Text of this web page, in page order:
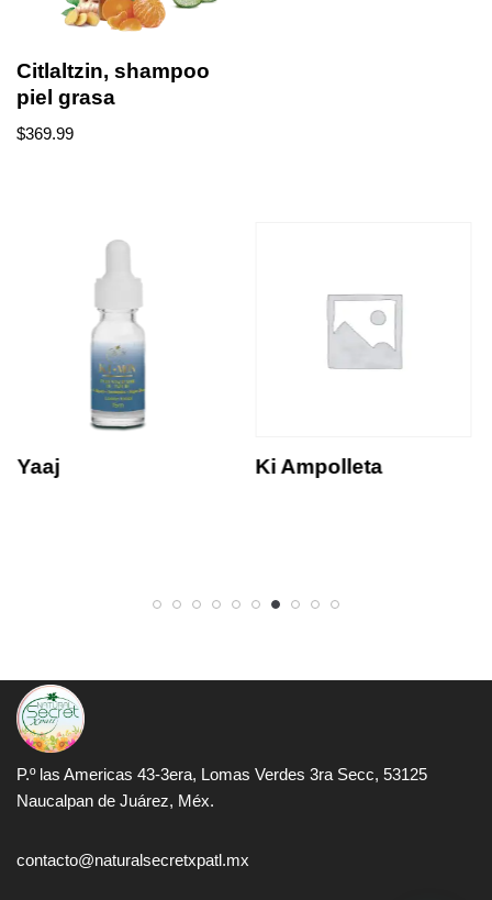
Citlaltzin, shampoo
piel grasa
$369.99
Yaaj Ki Ampolleta
P.º las Americas 43-3era, Lomas Verdes 3ra Secc, 53125
Naucalpan de Juárez, Méx.
contacto@naturalsecretxpatl.mx